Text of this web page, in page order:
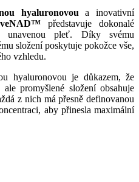
hyaluronovou a inovativní
představuje dokonalé
pleť. Díky svému
složení poskytuje pokožce vše,
vzhledu.
hyaluronovou je důkazem, že
promyšlené složení obsahuje
z nich má přesně definovanou
aby přinesla maximální